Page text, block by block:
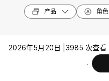
产品 角色
2026年5月20日 | 3985 次查看 |